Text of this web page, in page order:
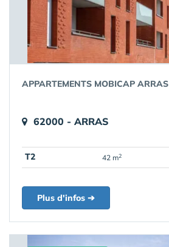
APPARTEMENTS MOBICAP ARRAS
62000 - ARRAS
T2 42 m2
Plus d'infos ➔